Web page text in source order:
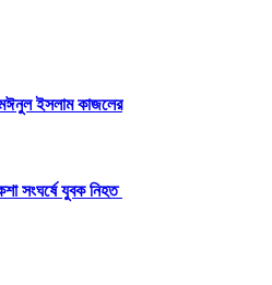
ইসলাম কাজলের
সংঘর্ষে যুবক নিহত